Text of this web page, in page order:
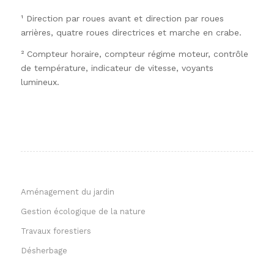
¹ Direction par roues avant et direction par roues
arrières, quatre roues directrices et marche en crabe.
² Compteur horaire, compteur régime moteur, contrôle
de température, indicateur de vitesse, voyants
lumineux.
Aménagement du jardin
Gestion écologique de la nature
Travaux forestiers
Désherbage